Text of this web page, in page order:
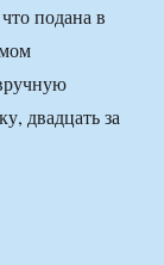
подана в
двадцать за